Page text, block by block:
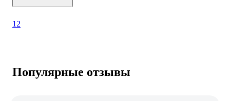
1 2
Популярные отзывы